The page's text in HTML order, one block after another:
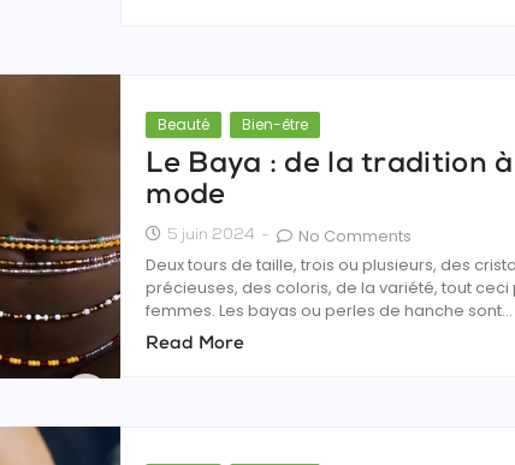
Beauté Bien-être
Le Baya : de la tradition à
mode
5 juin 2024 -
No Comments
Deux tours de taille, trois ou plusieurs, des
précieuses, des coloris, de la variété, tout
femmes. Les bayas ou perles de hanche sont...
Read More